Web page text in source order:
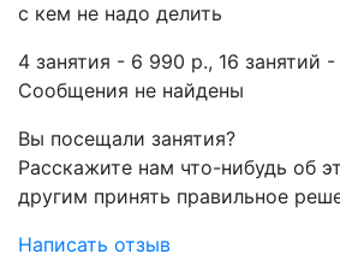
с кем не надо делить
4 занятия - 6 990 р., 16 занятий
Сообщения не найдены
Вы посещали занятия?
Расскажите нам что-нибудь об
другим принять правильное
Написать отзыв